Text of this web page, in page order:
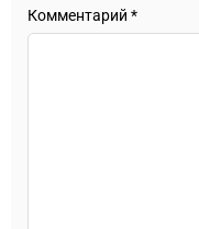
Комментарий *